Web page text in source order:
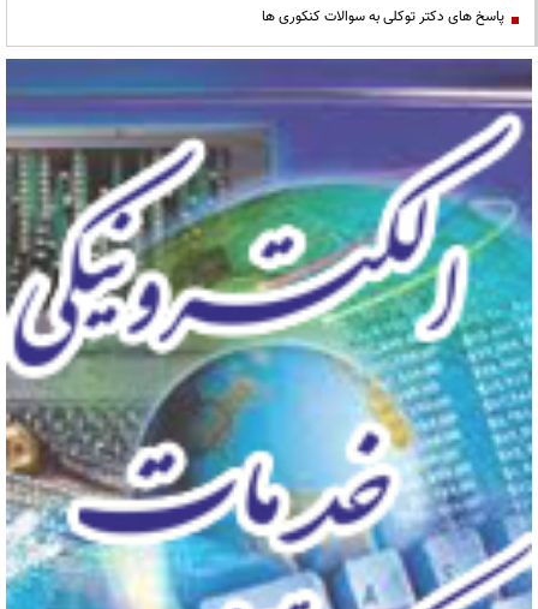
پاسخ های دکتر توکلی به سوالات کنکوری ها